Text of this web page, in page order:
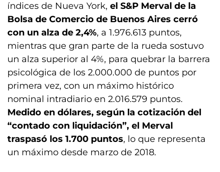
índices de Nueva York, el S&P Merval de la
Bolsa de Comercio de Buenos Aires cerró
con un alza de 2,4%, a 1.976.613 puntos,
mientras que gran parte de la rueda sostuvo
un alza superior al 4%, para quebrar la barrera
psicológica de los 2.000.000 de puntos por
primera vez, con un máximo histórico
nominal intradiario en 2.016.579 puntos.
Medido en dólares, según la cotización del
“contado con liquidación”, el Merval
traspasó los 1.700 puntos, lo que representa
un máximo desde marzo de 2018.